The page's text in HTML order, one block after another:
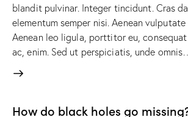
blandit pulvinar. Integer tincidunt. Cras
elementum semper nisi. Aenean
Aenean leo ligula, porttitor eu,
ac, enim. Sed ut perspiciatis, unde
How do black holes go